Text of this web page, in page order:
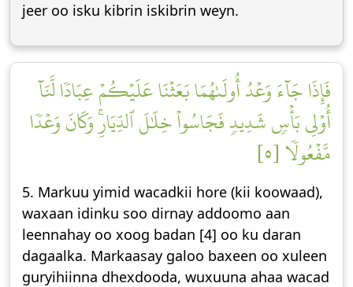
jeer oo isku kibrin iskibrin weyn.
فَإِذَا جَآءَ وَعۡدُ أُولَىٰهُمَا بَعَثۡنَا عَلَيۡكُمۡ عِبَادٗا لَّنَآ
أُوْلِي بَأۡسٖ شَدِيدٖ فَجَاسُواْ خِلَٰلَ ٱلدِّيَارِۚ وَكَانَ وَعۡدٗا
مَّفۡعُولٗا [٥]
5. Markuu yimid wacadkii hore (kii koowaad),
waxaan idinku soo dirnay addoomo aan
leennahay oo xoog badan [4] oo ku daran
dagaalka. Markaasay galoo baxeen oo xuleen
guryihiinna dhexdooda, wuxuuna ahaa wacad